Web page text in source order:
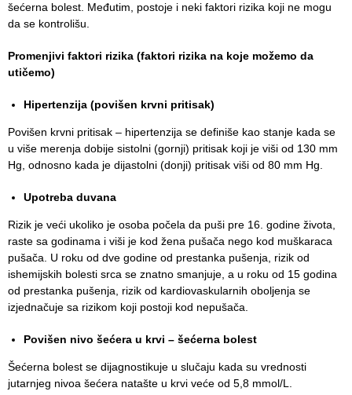
šećerna bolest. Međutim, postoje i neki faktori rizika koji ne mogu
da se kontrolišu.
Promenjivi faktori rizika (faktori rizika na koje možemo da
utičemo)
Hipertenzija (povišen krvni pritisak)
Povišen krvni pritisak – hipertenzija se definiše kao stanje kada se
u više merenja dobije sistolni (gornji) pritisak koji je viši od 130 mm
Hg, odnosno kada je dijastolni (donji) pritisak viši od 80 mm Hg.
Upotreba duvana
Rizik je veći ukoliko je osoba počela da puši pre 16. godine života,
raste sa godinama i viši je kod žena pušača nego kod muškaraca
pušača. U roku od dve godine od prestanka pušenja, rizik od
ishemijskih bolesti srca se znatno smanjuje, a u roku od 15 godina
od prestanka pušenja, rizik od kardiovaskularnih obolјenja se
izjednačuje sa rizikom koji postoji kod nepušača.
Povišen nivo šećera u krvi – šećerna bolest
Šećerna bolest se dijagnostikuje u slučaju kada su vrednosti
jutarnjeg nivoa šećera natašte u krvi veće od 5,8 mmol/L.
i očuvanje
Služba za
dijagnostiku
Stacionar
Služba
medicine sa
Služba za
finansijske,
tehničke i
Informator